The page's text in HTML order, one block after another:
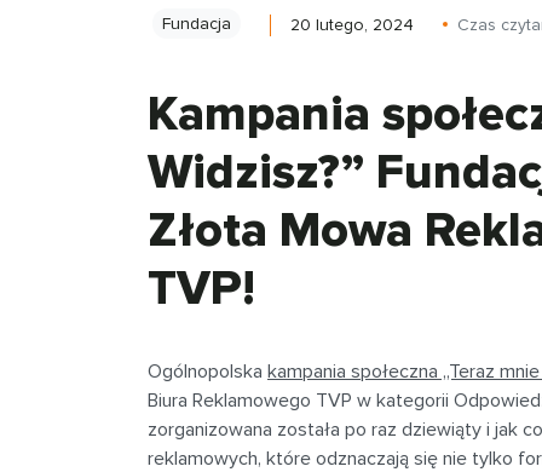
Fundacja 20 lutego, 2024 Czas
Kampania
Widzisz?”
Złota Mowa
TVP!
Ogólnopolska kampania społeczna „Teraz
Biura Reklamowego TVP w kategorii
zorganizowana została po raz dziewiąty i jak
reklamowych, które odznaczają się nie tylko